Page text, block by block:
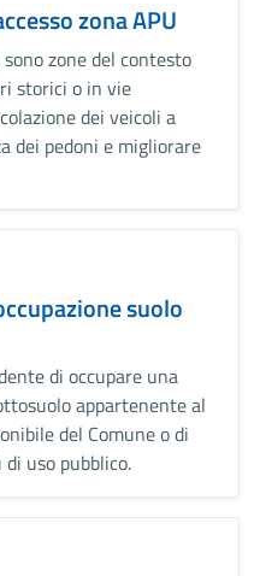
zona APU
zone del contesto
storici o in vie
dei veicoli a
dei pedoni e migliorare
suolo
di occupare una
appartenente al
del Comune o di
uso pubblico.